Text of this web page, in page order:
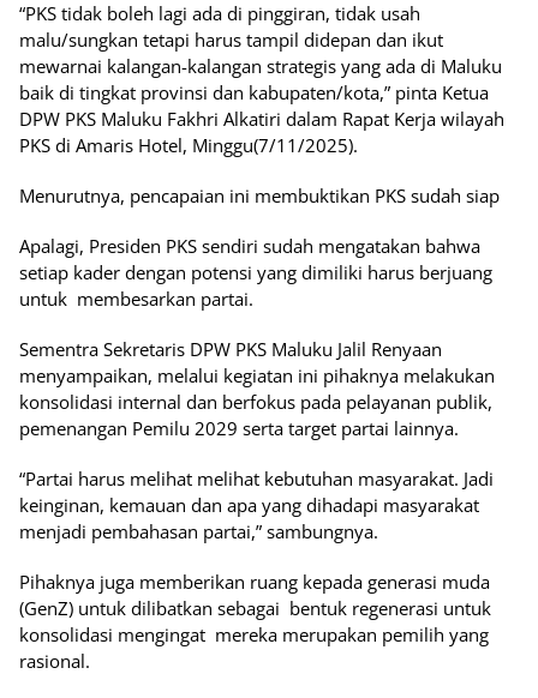
“PKS tidak boleh lagi ada di pinggiran, tidak usah
malu/sungkan tetapi harus tampil didepan dan ikut
mewarnai kalangan-kalangan strategis yang ada di Maluku
baik di tingkat provinsi dan kabupaten/kota,” pinta Ketua
DPW PKS Maluku Fakhri Alkatiri dalam Rapat Kerja wilayah
PKS di Amaris Hotel, Minggu(7/11/2025).
Menurutnya, pencapaian ini membuktikan PKS sudah siap
Apalagi, Presiden PKS sendiri sudah mengatakan bahwa
setiap kader dengan potensi yang dimiliki harus berjuang
untuk membesarkan partai.
Sementra Sekretaris DPW PKS Maluku Jalil Renyaan
menyampaikan, melalui kegiatan ini pihaknya melakukan
konsolidasi internal dan berfokus pada pelayanan publik,
pemenangan Pemilu 2029 serta target partai lainnya.
“Partai harus melihat melihat kebutuhan masyarakat. Jadi
keinginan, kemauan dan apa yang dihadapi masyarakat
menjadi pembahasan partai,” sambungnya.
Pihaknya juga memberikan ruang kepada generasi muda
(GenZ) untuk dilibatkan sebagai bentuk regenerasi untuk
konsolidasi mengingat mereka merupakan pemilih yang
rasional.